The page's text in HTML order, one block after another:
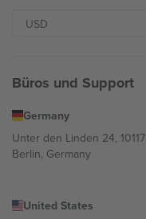
Büros und Support
Germany
Unter den Linden 24, 10117
Berlin, Germany
United States